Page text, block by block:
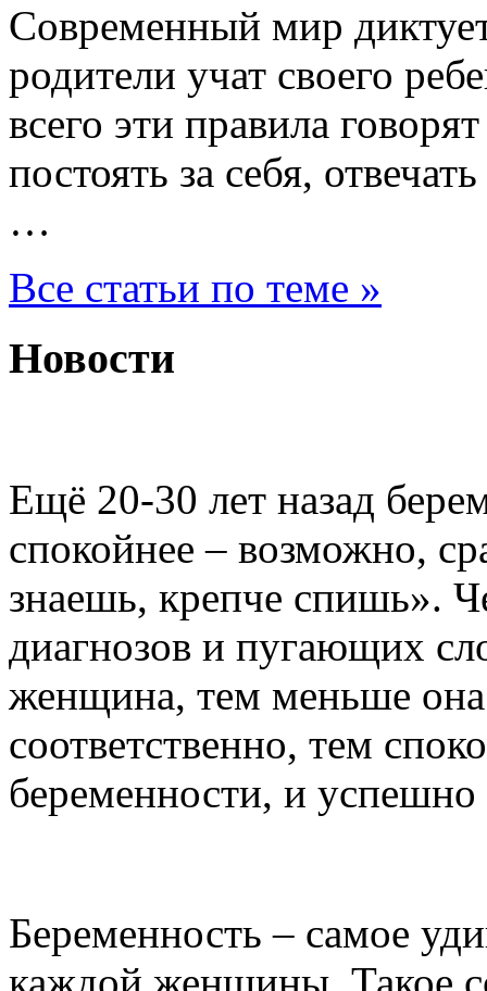
Современный мир
родители учат своего
всего эти правила
постоять за себя,
…
Все статьи по теме »
Новости
Ещё 20-30 лет назад
спокойнее – возможно,
знаешь, крепче спишь».
диагнозов и пугающих
женщина, тем меньше она
соответственно, тем
беременности, и
Беременность – самое